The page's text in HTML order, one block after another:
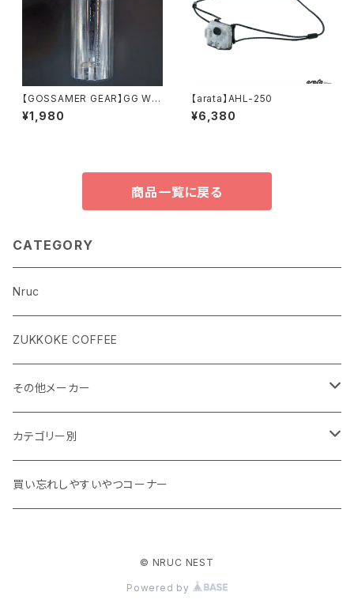
【GOSSAMER GEAR】GG Wat
er Bottle 1000
¥1,980
【arata】AHL-250
¥6,380
商品一覧に戻る
CATEGORY
Nruc
ZUKKOKE COFFEE
その他メーカー
ACLIMA
atelierBluebottle
カテゴリー別
Unisex ウェア
買い忘れしやすいやつコーナー
© NRUC NEST
Powered by